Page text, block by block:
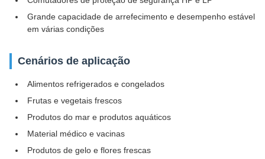
Grande capacidade de arrefecimento e desempenho estável
em várias condições
Cenários de aplicação
Alimentos refrigerados e congelados
Frutas e vegetais frescos
Produtos do mar e produtos aquáticos
Material médico e vacinas
Produtos de gelo e flores frescas